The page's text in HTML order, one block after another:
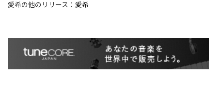
愛希の他のリリース： 愛希